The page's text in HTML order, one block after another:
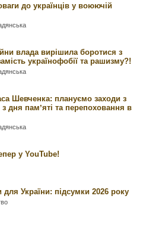
до українців у воюючій
влада вирішила боротися з
українофобії та рашизму?!
Шевченка: плануємо заходи з
дня памʼяті та перепоховання в
у YouTube!
України: підсумки 2026 року